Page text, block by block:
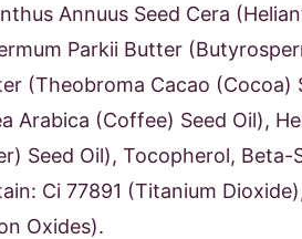
Annuus Seed Cera
Parkii Butter
(Theobroma Cacao
Arabica (Coffee) Seed Oil),
Seed Oil), Tocopherol,
Ci 77891 (Titanium
Oxides).